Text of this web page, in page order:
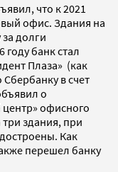
что к 2021
офис. Здания на
долги
году банк стал
Плаза» (как
в счет
о
офисного
здания, при
Как
перешел банку